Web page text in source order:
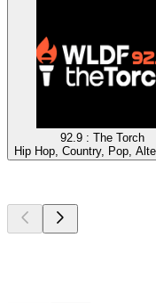
92.9 : The Torch
Hip Hop, Country, Pop,